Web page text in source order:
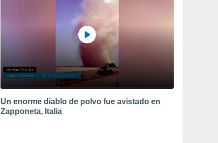
Un enorme diablo de polvo fue avistado en
Zapponeta, Italia